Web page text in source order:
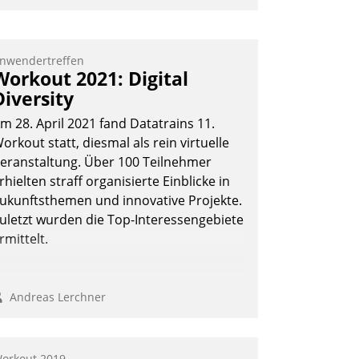
fürs Quartier.
zeigte Datatrain, was es
zu bieten hat.
Nadja Hußmann
2021: Digital
28. April 2021 fand Datatrains 11.
statt, diesmal als rein virtuelle
Über 100 Teilnehmer
straff organisierte Einblicke in
und innovative Projekte.
wurden die Top-Interessengebiete
Andreas Lerchner